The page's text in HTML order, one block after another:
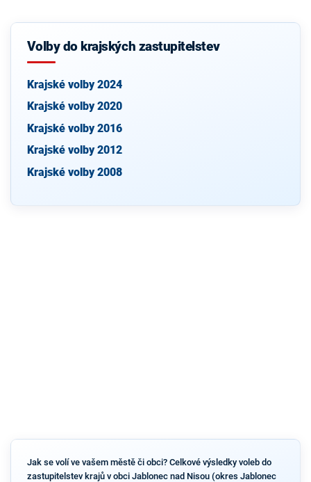
Volby do krajských zastupitelstev
Krajské volby 2024
Krajské volby 2020
Krajské volby 2016
Krajské volby 2012
Krajské volby 2008
Jak se volí ve vašem městě či obci? Celkové výsledky voleb do
zastupitelstev krajů v obci Jablonec nad Nisou (okres Jablonec